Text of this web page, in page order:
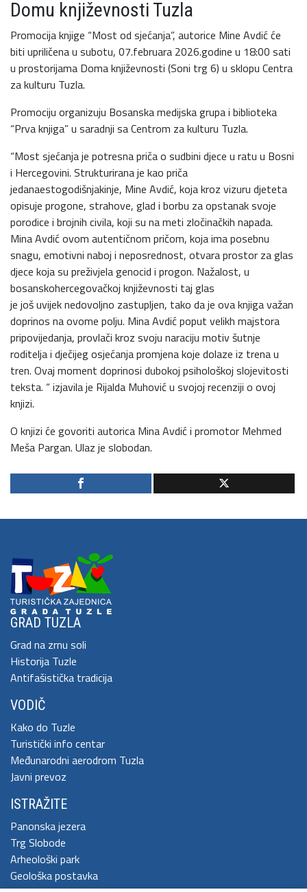
Domu književnosti Tuzla
Promocija knjige “Most od sjećanja”, autorice Mine Avdić će
biti upriličena u subotu, 07.februara 2026.godine u 18:00 sati
u prostorijama Doma književnosti (Soni trg 6) u sklopu Centra
za kulturu Tuzla.
Promociju organizuju Bosanska medijska grupa i biblioteka
“Prva knjiga” u saradnji sa Centrom za kulturu Tuzla.
“Most sjećanja je potresna priča o sudbini djece u ratu u Bosni
i Hercegovini. Strukturirana je kao priča
jedanaestogodišnjakinje, Mine Avdić, koja kroz vizuru djeteta
opisuje progone, strahove, glad i borbu za opstanak svoje
porodice i brojnih civila, koji su na meti zločinačkih napada.
Mina Avdić ovom autentičnom pričom, koja ima posebnu
snagu, emotivni naboj i neposrednost, otvara prostor za glas
djece koja su preživjela genocid i progon. Nažalost, u
bosanskohercegovačkoj književnosti taj glas
je još uvijek nedovoljno zastupljen, tako da je ova knjiga važan
doprinos na ovome polju. Mina Avdić poput velikh majstora
pripovijedanja, provlači kroz svoju naraciju motiv šutnje
roditelja i dječijeg osjećanja promjena koje dolaze iz trena u
tren. Ovaj moment doprinosi dubokoj psihološkoj slojevitosti
teksta. “ izjavila je Rijalda Muhović u svojoj recenziji o ovoj
knjizi.
O knjizi će govoriti autorica Mina Avdić i promotor Mehmed
Meša Pargan. Ulaz je slobodan.
GRAD TUZLA
Grad na zrnu soli
Historija Tuzle
Antifašistička tradicija
VODIČ
Kako do Tuzle
Turistički info centar
Međunarodni aerodrom Tuzla
Javni prevoz
ISTRAŽITE
Panonska jezera
Trg Slobode
Arheološki park
Geološka postavka